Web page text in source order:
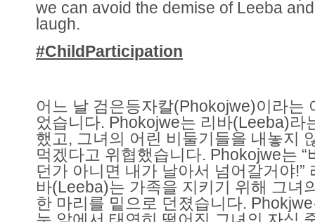
we can avoid the demise of Leeba
laugh.
#ChildParticipation
어느 날 검은등자칼(Phokojwe)이라는
었습니다. Phokojwe는 리바(Leeba)라
했고, 그녀의 어린 비둘기들을 내놓지
먹겠다고 위협했습니다. Phokojwe는 “
던가 아니면 내가 날아서 넘어갈거야!”
바(Leeba)는 가족을 지키기 위해 그녀
한 마리를 밑으로 던졌습니다.